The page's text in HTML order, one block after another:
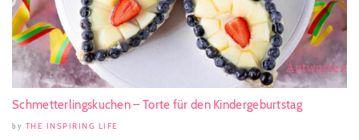
Schmetterlingskuchen – Torte für den Kindergeburtstag
by THE INSPIRING LIFE
Antworten